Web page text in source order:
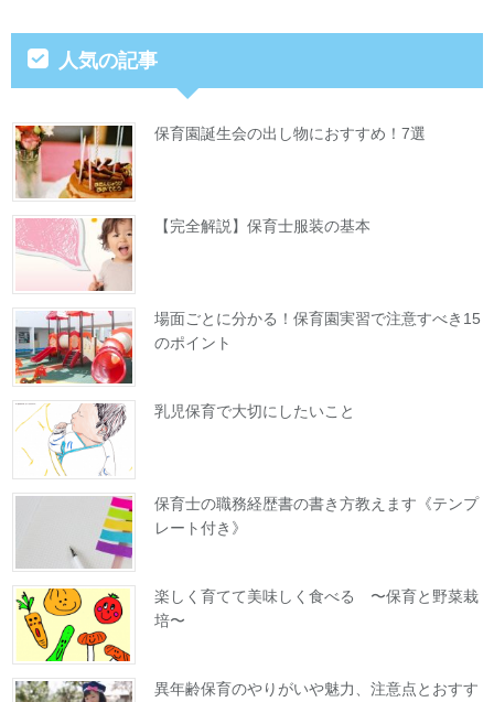
人気の記事
保育園誕生会の出し物におすすめ！7選
【完全解説】保育士服装の基本
場面ごとに分かる！保育園実習で注意すべき15
のポイント
乳児保育で大切にしたいこと
保育士の職務経歴書の書き方教えます《テンプ
レート付き》
楽しく育てて美味しく食べる 〜保育と野菜栽
培〜
異年齢保育のやりがいや魅力、注意点とおすす